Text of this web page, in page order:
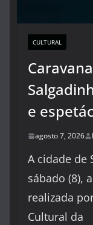
CULTURAL
e
agosto 7, 2026
A cidade de
sábado (8),
realizada
Cultural da